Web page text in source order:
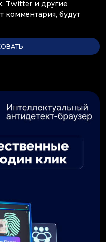
Twitter и другие
комментария, будут